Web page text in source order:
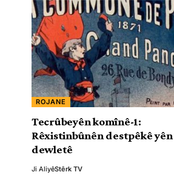
ROJANE
Tecrûbeyên komînê-1:
Rêxistinbûnên destpêkê
dewletê
Ji AliyêStêrk TV